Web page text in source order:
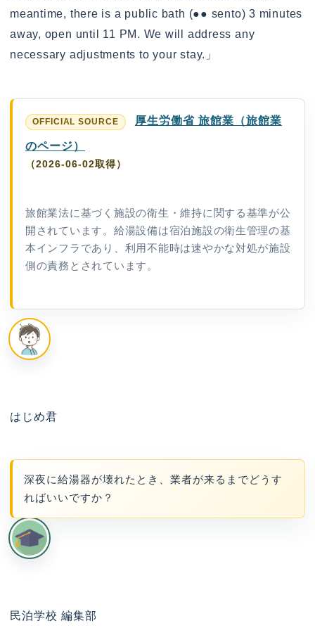
meantime, there is a public bath (●● sento) 3 minutes
away, open until 11 PM. We will address any
necessary adjustments to your stay.」
厚生労働省 旅館業（旅館業
のページ）
（2026-06-02取得）
旅館業法に基づく施設の衛生・維持に関する基準が公
開されています。給湯設備は宿泊施設の衛生管理の基
本インフラであり、利用不能時は速やかな対処が施設
側の責務とされています。
はじめ君
深夜に給湯器が壊れたとき、業者が来るまでどうす
ればいいですか？
民泊学校 編集部